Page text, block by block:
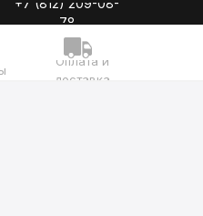
Оплата и
доставка
+7 (812) 209-08-
78